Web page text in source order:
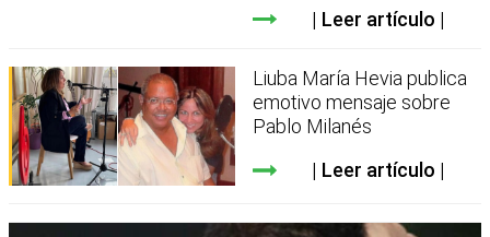
Leer artículo
Liuba María Hevia publica
emotivo mensaje sobre
Pablo Milanés
Leer artículo